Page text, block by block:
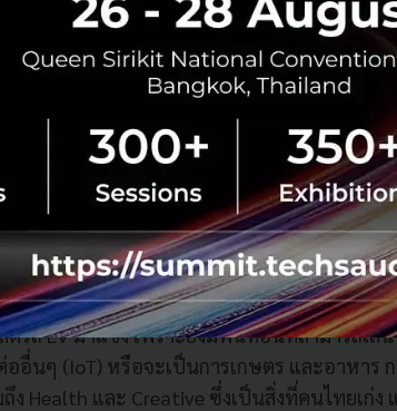
แข่งกับตลาดโลกไหวไหม? อะไรคือจุดเด่นขอ
งานมีการพูดถึงเทคโนโลยีในปัจจุบันมาแรง จน
ใหม่ โดยทาง ดร.กริชผกา บุญเฟื่อง จาก NIA ก็ใ
ารไทยว่า เราจะสู้กลับไป ณ จุดไหน”
EV ในบ้านเราที่ตอนนี้ยังไม่มีแบรนด์ไทย มีแต่
ตรถ EV มาแข่ง เพราะยังมีพื้นที่อื่นที่สามารถเล่
อื่นๆ (IoT) หรือจะเป็นการเกษตร และอาหาร
ง Health และ Creative ซึ่งเป็นสิ่งที่คนไทยเก่ง